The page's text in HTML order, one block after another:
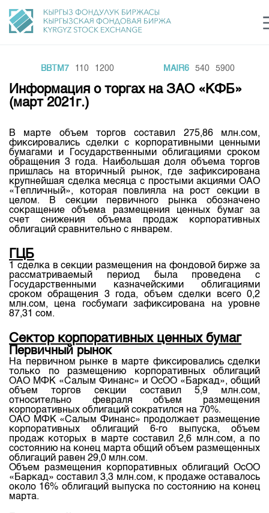
Финансовый рынок KG login Рус Кыр
Общая информация
Акционеры
Руководство
Внутренний аудитор
Комитеты
Участники торгов
Наши партнеры
Cтратегия развития
Корпоративные документы
Контакты
Направления
Товарно-сырьевой сектор
Листинг
Центр раскрытия информации
Аналитика
Финансовый рынок KG
Пресс-клуб
25 лет ЗАО КФБ
Нормативная база
Биржевая деятельность
Депозитарная деятельность
Центр раскрытия информации
Статистика торгов
Итоги последних торгов
Архив торгов
Индекс и Капитализация
Котировки по ЦБ
Котировки по драг. металлам
Расписание аукционов по ГЦБ
Результаты аукционов ГЦБ
Объем ГЦБ в обращении
Результаты аукционов по депозитам
Учебный центр
Общая информация
План работы на год
BBTM7 110 1200 MAIR6 540 5900
Информация о торгах на ЗАО «КФБ»
(март 2021г.)
В марте объем торгов составил 275,86 млн.сом,
фиксировались сделки с корпоративными ценными
бумагами и Государственными облигациями сроком
обращения 3 года. Наибольшая доля объема торгов
пришлась на вторичный рынок, где зафиксирована
крупнейшая сделка месяца с простыми акциями ОАО
«Тепличный», которая повлияла на рост секции в
целом. В секции первичного рынка обозначено
сокращение объема размещения ценных бумаг за
счет снижения объема продаж корпоративных
облигаций сравнительно с январем.
ГЦБ
1 сделка в секции размещения на фондовой бирже за
рассматриваемый период была проведена с
Государственными казначейскими облигациями
сроком обращения 3 года, объем сделки всего 0,2
млн.сом, цена госбумаги зафиксирована на уровне
87,31 сом.
Сектор корпоративных ценных бумаг
Первичный рынок
На первичном рынке в марте фиксировались сделки
только по размещению корпоративных облигаций
ОАО МФК «Салым Финанс» и ОсОО «Баркад», общий
объем торгов секции составил 5,9 млн.сом,
относительно февраля объем размещения
корпоративных облигаций сократился на 70%.
ОАО МФК «Салым Финанс» продолжает размещение
корпоративных облигаций 6-го выпуска, объем
продаж которых в марте составил 2,6 млн.сом, а по
состоянию на конец марта общий объем размещенных
облигаций равен 29,0 млн.сом.
Объем размещения корпоративных облигаций ОсОО
«Баркад» составил 3,3 млн.сом, к продаже оставалось
около 16% облигаций выпуска по состоянию на конец
марта.